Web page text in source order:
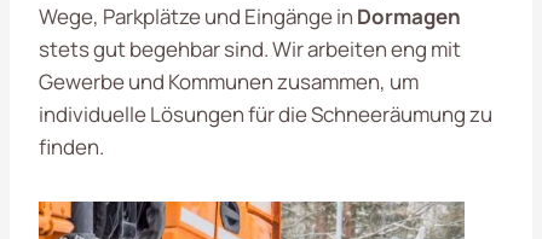
Wege, Parkplätze und Eingänge in Dormagen
stets gut begehbar sind. Wir arbeiten eng mit
Gewerbe und Kommunen zusammen, um
individuelle Lösungen für die Schneeräumung zu
finden.